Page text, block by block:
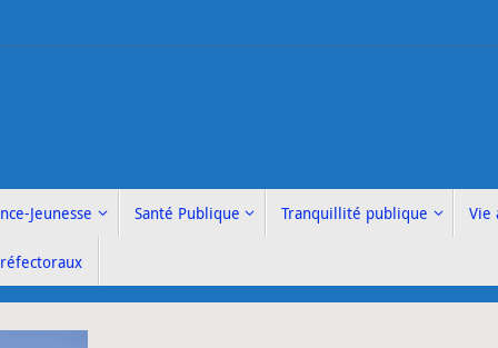
Jeunesse Santé Publique Tranquillité publique Vie